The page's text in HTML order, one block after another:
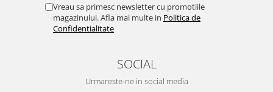
Vreau sa primesc newsletter cu promotiile
magazinului. Afla mai multe in Politica de
Confidentialitate
SOCIAL
Urmareste-ne in social media